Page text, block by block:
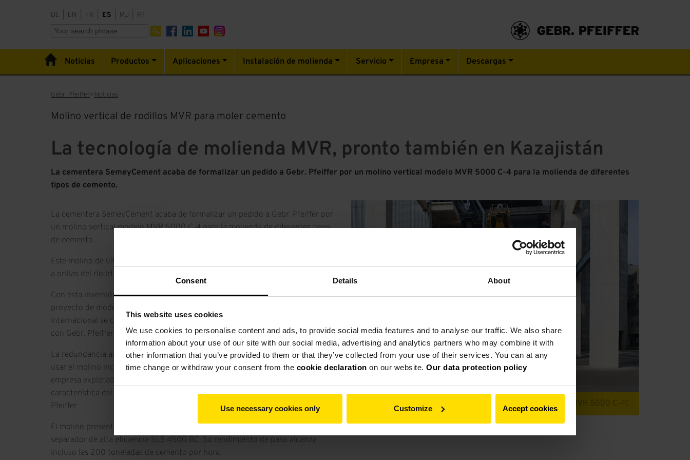
Consent Details About
This website uses cookies
We use cookies to personalise content and ads, to provide social media features and to analyse our traffic. We also share
information about your use of our site with our social media, advertising and analytics partners who may combine it with
other information that you’ve provided to them or that they’ve collected from your use of their services. You can at any
time change or withdraw your consent from the cookie declaration on our website. Our data protection policy
Use necessary cookies only Customize Accept cookies
DE EN FR ES RU PT
Noticias Productos Aplicaciones Instalación de molienda Servicio Empresa Descargas
Gebr. Pfeiffer Noticias
Molino vertical de rodillos MVR para moler cemento
La tecnología de molienda MVR, pronto también en Kazajistán
La cementera SemeyCement acaba de formalizar un pedido a Gebr. Pfeiffer por un molino vertical modelo MVR 5000 C-4 para la molienda de diferentes
tipos de cemento.
La cementera SemeyCement acaba de formalizar un pedido a Gebr. Pfeiffer por
un molino vertical modelo MVR 5000 C-4 para la molienda de diferentes tipos
de cemento.
Este molino de última tecnología se instalará en la planta de cemento de Semey
a orillas del río Irtish, en la parte occidental de la ciudad de Semey.
Con esta inversión, SemeyCement sigue dando pasos adelante en su ambicioso
proyecto de modernización de la producción. El proceso de licitación
internacional se cerró ya en agosto de 2020 y culminó en la firma del contrato
con Gebr. Pfeiffer.
La redundancia activa ofrecida por los cuatro rodillos moledores, que permite
usar el molino incluso con un número reducido de rodillos en marcha, ofrece a la
empresa explotadora la garantía de una alta disponibilidad de la planta. Esta
característica del MVR fue uno de los motivos para apostar por la tecnología de
Pfeiffer.
El molino presenta una potencia motriz de 4000 kW y estará equipado con un
separador de alta eficiencia SLS 4500 BC. Su rendimiento de paso alcanza
incluso las 200 toneladas de cemento por hora.
La imagen muestra un molino operativo del mismo tamaño (MVR 5000 C-4).